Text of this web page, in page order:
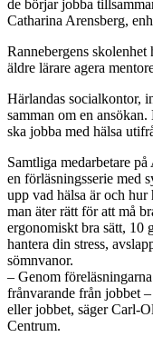
de börjar jobba
Catharina Arensberg,
Rannebergens
äldre lärare agera
Härlandas socialkontor,
samman om en
ska jobba med hälsa
Samtliga medarbetare
en förläsningsserie med
upp vad hälsa är och
man äter rätt för att må
ergonomiskt bra sätt, 10
hantera din stress,
sömnvanor.
– Genom
frånvarande från jobbet
eller jobbet, säger Carl-
Centrum.